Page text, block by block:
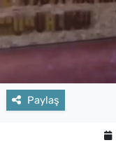
Paylaş